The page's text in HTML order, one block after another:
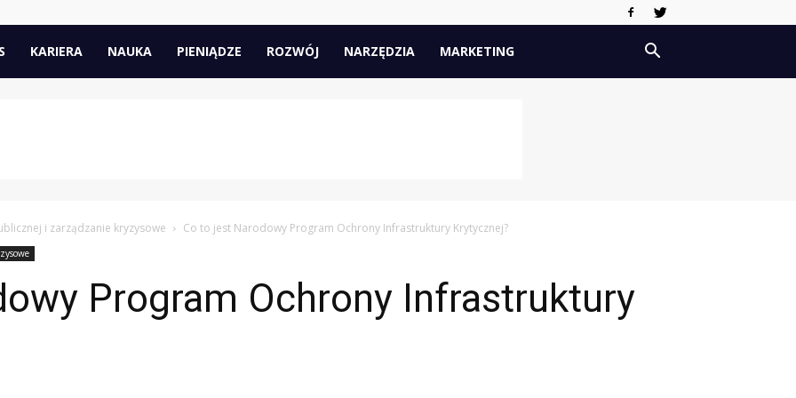
KARIERA NAUKA PIENIĄDZE ROZWÓJ NARZĘDZIA MARKETING
i zarządzanie kryzysowe Co to jest Narodowy Program Ochrony Infrastruktury Krytycznej?
Program Ochrony Infrastruktury